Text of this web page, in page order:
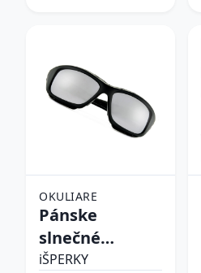
OKULIARE
Pánske
slnečné
okuliare
iŠPERKY